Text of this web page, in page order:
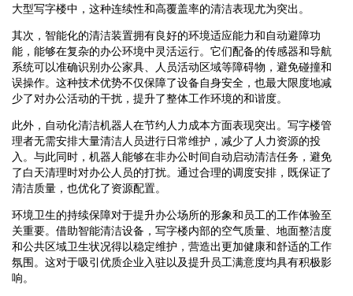
大型写字楼中，这种连续性和高覆盖率的清洁表现尤为突出。
其次，智能化的清洁装置拥有良好的环境适应能力和自动避障功
能，能够在复杂的办公环境中灵活运行。它们配备的传感器和导航
系统可以准确识别办公家具、人员活动区域等障碍物，避免碰撞和
误操作。这种技术优势不仅保障了设备自身安全，也最大限度地减
少了对办公活动的干扰，提升了整体工作环境的和谐度。
此外，自动化清洁机器人在节约人力成本方面表现突出。写字楼管
理者无需安排大量清洁人员进行日常维护，减少了人力资源的投
入。与此同时，机器人能够在非办公时间自动启动清洁任务，避免
了白天清理时对办公人员的打扰。通过合理的调度安排，既保证了
清洁质量，也优化了资源配置。
环境卫生的持续保障对于提升办公场所的形象和员工的工作体验至
关重要。借助智能清洁设备，写字楼内部的空气质量、地面整洁度
和公共区域卫生状况得以稳定维护，营造出更加健康和舒适的工作
氛围。这对于吸引优质企业入驻以及提升员工满意度均具有积极影
响。